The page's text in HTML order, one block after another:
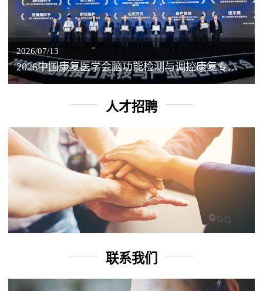
2026/07/13
2026中国康复医学会脑功能检测与调控康复专业委员会学术年会丨脑客中国：脑机接口——EEG驱动TMS闭环调控工作坊
人才招聘
联系我们